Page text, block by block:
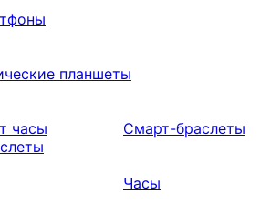
планшеты
часы
Смарт-браслеты
Часы